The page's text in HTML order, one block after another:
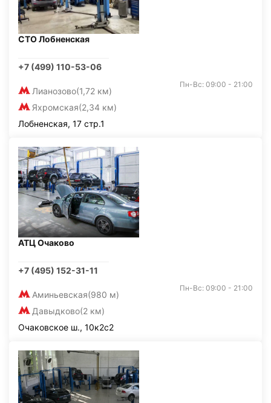
СТО Лобненская
+7 (499) 110-53-06
Лианозово(1,72 км)
Яхромская(2,34 км)
Пн-Вс: 09:00 - 21:00
Лобненская, 17 стр.1
АТЦ Очаково
+7 (495) 152-31-11
Аминьевская(980 м)
Давыдково(2 км)
Пн-Вс: 09:00 - 21:00
Очаковское ш., 10к2с2